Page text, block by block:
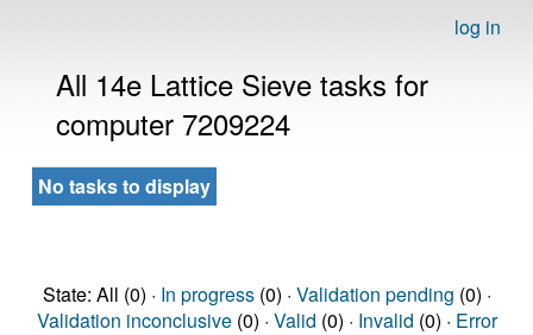
log in
All 14e Lattice Sieve tasks for
computer 7209224
No tasks to display
State: All (0) · In progress(0) · Validation pending (0) ·
Validation inconclusive(0) · Valid (0) · Invalid (0) · Error